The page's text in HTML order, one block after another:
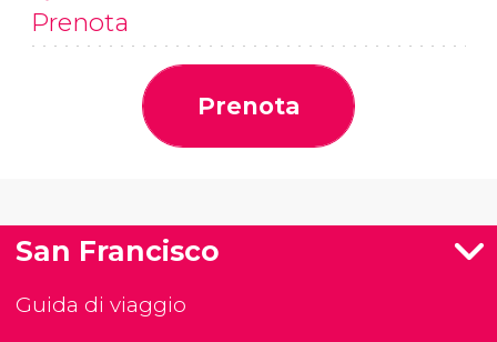
Prenota
Prenota
San Francisco
Guida di viaggio